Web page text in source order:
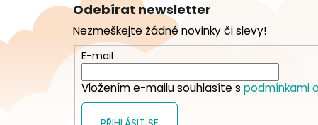
a
Odebírat newsletter
Nezmeškejte žádné novinky či slevy!
E-mail
Vložením e-mailu souhlasíte s podmínkami